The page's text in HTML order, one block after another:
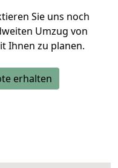
Sie uns noch
Umzug von
Ihnen zu planen.
erhalten